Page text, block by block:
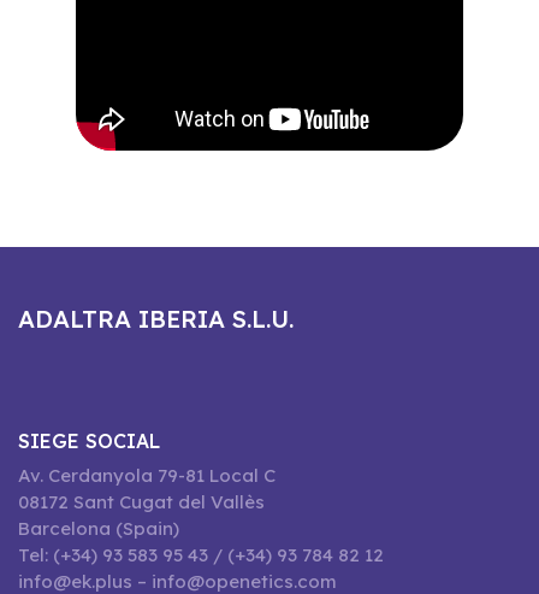
ADALTRA IBERIA S.L.U.
SIEGE SOCIAL
Av. Cerdanyola 79-81 Local C
08172 Sant Cugat del Vallès
Barcelona (Spain)
Tel: (+34) 93 583 95 43 / (+34) 93 784 82 12
info@ek.plus – info@openetics.com